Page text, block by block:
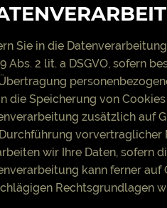
Sie in die
Abs. 2 lit. a DSGVO, sofern
die Speicherung von
zusätzlich auf
vorvertraglicher
wir Ihre Daten, sofern
kann ferner auf
Rechtsgrundlagen